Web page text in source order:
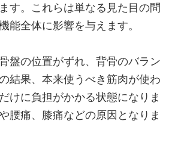
す。これらは単なる見た目の問
能全体に影響を与えます。
盤の位置がずれ、背骨のバラン
結果、本来使うべき筋肉が使わ
けに負担がかかる状態になりま
腰痛、膝痛などの原因となりま